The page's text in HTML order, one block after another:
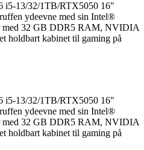
i5-13/32/1TB/RTX5050 16"
ydeevne med sin Intel®
med 32 GB DDR5 RAM, NVIDIA
holdbart kabinet til gaming på
i5-13/32/1TB/RTX5050 16"
ydeevne med sin Intel®
med 32 GB DDR5 RAM, NVIDIA
holdbart kabinet til gaming på